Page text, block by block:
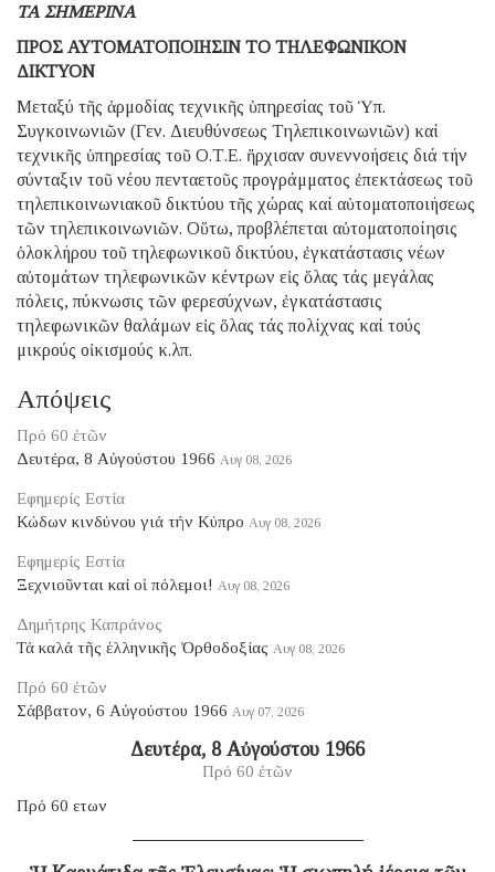
ΤΑ ΣΗΜΕΡΙΝΑ
ΠΡΟΣ ΑΥΤΟΜΑΤΟΠΟΙΗΣΙΝ ΤΟ ΤΗΛΕΦΩΝΙΚΟΝ
ΔΙΚΤΥΟΝ
Μεταξύ τῆς ἁρμοδίας τεχνικῆς ὑπηρεσίας τοῦ Ὑπ.
Συγκοινωνιῶν (Γεν. Διευθύνσεως Τηλεπικοινωνιῶν) καί
τεχνικῆς ὑπηρεσίας τοῦ Ο.Τ.Ε. ἤρχισαν συνεννοήσεις διά τήν
σύνταξιν τοῦ νέου πενταετοῦς προγράμματος ἐπεκτάσεως τοῦ
τηλεπικοινωνιακοῦ δικτύου τῆς χώρας καί αὐτοματοποιήσεως
τῶν τηλεπικοινωνιῶν. Οὕτω, προβλέπεται αὐτοματοποίησις
ὁλοκλήρου τοῦ τηλεφωνικοῦ δικτύου, ἐγκατάστασις νέων
αὐτομάτων τηλεφωνικῶν κέντρων εἰς ὅλας τάς μεγάλας
πόλεις, πύκνωσις τῶν φερεσύχνων, ἐγκατάστασις
τηλεφωνικῶν θαλάμων εἰς ὅλας τάς πολίχνας καί τούς
μικρούς οἰκισμούς κ.λπ.
Απόψεις
Πρό 60 ἐτῶν
Δευτέρα, 8 Αὐγούστου 1966 Αυγ 08, 2026
Εφημερίς Εστία
Κώδων κινδύνου γιά τήν Κύπρο Αυγ 08, 2026
Εφημερίς Εστία
Ξεχνιοῦνται καί οἱ πόλεμοι! Αυγ 08, 2026
Δημήτρης Καπράνος
Τά καλά τῆς ἑλληνικῆς Ὀρθοδοξίας Αυγ 08, 2026
Πρό 60 ἐτῶν
Σάββατον, 6 Αὐγούστου 1966 Αυγ 07, 2026
Δευτέρα, 8 Αὐγούστου 1966
Πρό 60 ἐτῶν
Πρό 60 ετων